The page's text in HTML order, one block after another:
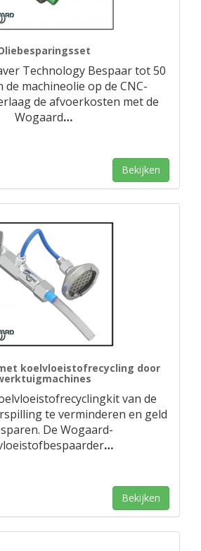
Technology Bespaar tot 50
de machineolie op de CNC-
de afvoerkosten met de
Wogaard…
Bekijken
koelvloeistofrecycling door
van de
te verminderen en geld
De Wogaard-
…
Bekijken